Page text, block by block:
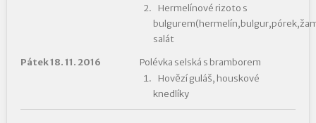
Hermelínové rizoto s
salát
Pátek 18. 11. 2016
Polévka selská s bramborem
Hovězí guláš, houskové
knedlíky